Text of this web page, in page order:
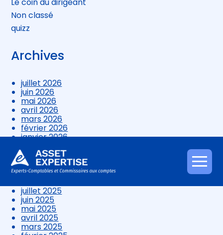
Aller
au
Non classé
quizz
Archives
juillet 2026
juin 2026
mai 2026
avril 2026
mars 2026
février 2026
janvier 2026
novembre 2025
octobre 2025
septembre 2025
juillet 2025
juin 2025
mai 2025
avril 2025
mars 2025